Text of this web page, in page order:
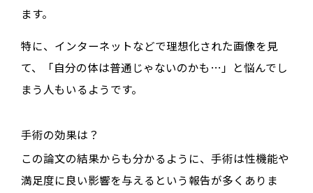
ます。
特に、インターネットなどで理想化された画像を見
て、「自分の体は普通じゃないのかも…」と悩んでし
まう人もいるようです。
手術の効果は？
この論文の結果からも分かるように、手術は性機能や
満足度に良い影響を与えるという報告が多くありま